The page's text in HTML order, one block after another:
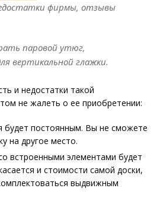
фирмы, отзывы
паровой утюг,
вертикальной глажки.
и недостатки такой
не жалеть о ее приобретении:
будет постоянным. Вы не сможете
на другое место.
встроенными элементами будет
и стоимости самой доски,
выдвижным